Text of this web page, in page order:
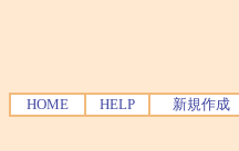
HOME HELP 新規作成